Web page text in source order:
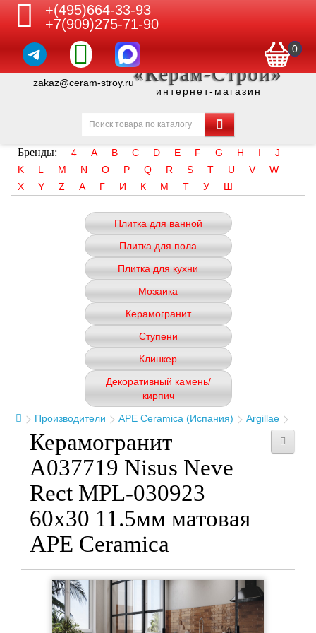
+(495)664-33-93
+7(909)275-71-90
0
zakaz@ceram-stroy.ru«Керам-Строй»
интернет-магазин
Бренды: 4 A B C D E F G H I
J
K
L M N O P Q R S T U V
W
X
Y Z А Г И К М Т У Ш
Плитка для ванной
Плитка для пола
Плитка для кухни
Мозаика
Керамогранит
Ступени
Клинкер
Декоративный камень/
кирпич
Производители
APE Ceramica (Испания) Argillae
Керамогранит
A037719 Nisus Neve
Rect MPL-030923
60x30 11.5мм матовая
APE Ceramica